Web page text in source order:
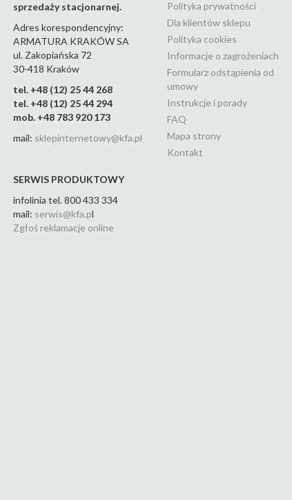
sprzedaży stacjonarnej.
Adres korespondencyjny:
ARMATURA KRAKÓW SA
ul. Zakopiańska 72
30-418 Kraków
tel. +48 (12) 25 44 268
tel. +48 (12) 25 44 294
mob. +48 783 920 173
mail: sklepinternetowy@kfa.pl
SERWIS PRODUKTOWY
infolinia tel. 800 433 334
mail: serwis@kfa.pl
Zgłoś reklamacje online
Polityka prywatności
Dla klientów sklepu
Polityka cookies
Informacje o zagrożeniach
Formularz odstąpienia od
umowy
Instrukcje i porady
FAQ
Mapa strony
Kontakt